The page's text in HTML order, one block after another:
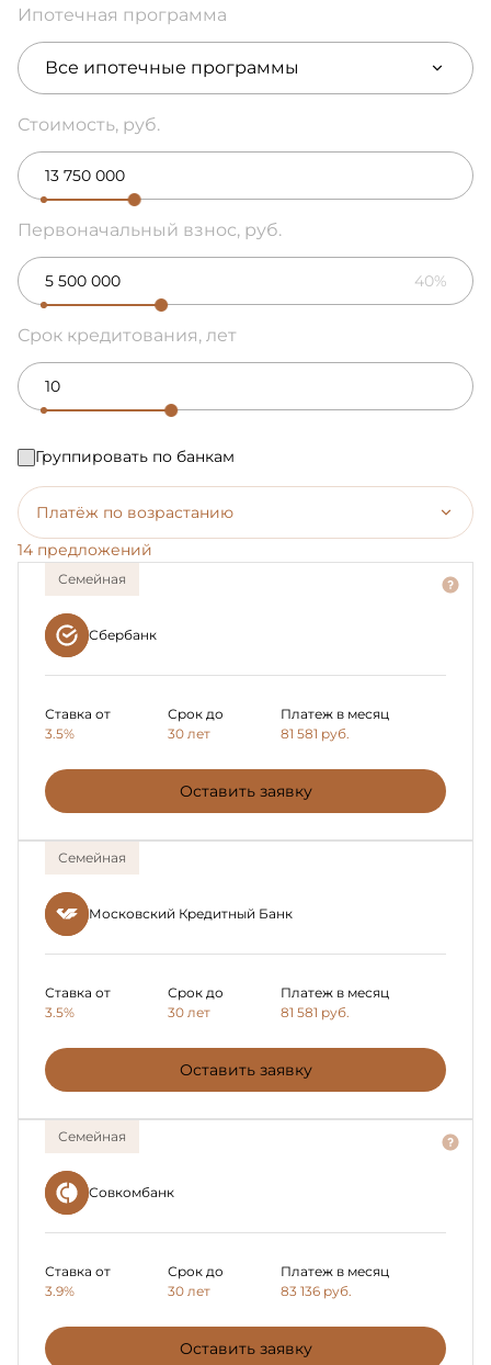
Ипотечная программа
Все ипотечные программы
Стоимость, руб.
Первоначальный взнос, руб.
40%
Срок кредитования, лет
Группировать по банкам
Платёж по возрастанию
14 предложений
Семейная
Сбербанк
Ставка от
3.5%
Срок до
30 лет
Платеж в месяц
81 581 руб.
Оставить заявку
Семейная
Московский Кредитный Банк
Ставка от
3.5%
Срок до
30 лет
Платеж в месяц
81 581 руб.
Оставить заявку
Семейная
Совкомбанк
Ставка от
3.9%
Срок до
30 лет
Платеж в месяц
83 136 руб.
Оставить заявку